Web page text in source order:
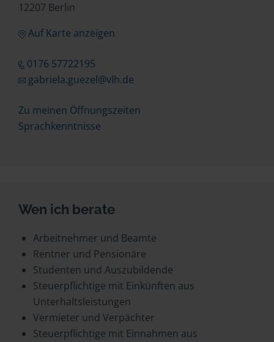
12207 Berlin
Auf Karte anzeigen
0176 57722195
gabriela.guezel@vlh.de
Zu meinen Öffnungszeiten
Sprachkenntnisse
Wen ich berate
Arbeitnehmer und Beamte
Rentner und Pensionäre
Studenten und Auszubildende
Steuerpflichtige mit Einkünften aus
Unterhaltsleistungen
Vermieter und Verpächter
Steuerpflichtige mit Einnahmen aus